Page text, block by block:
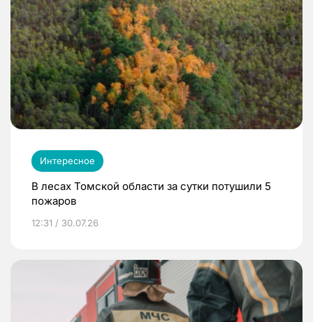
Интересное
В лесах Томской области за сутки потушили 5
пожаров
12:31 / 30.07.26